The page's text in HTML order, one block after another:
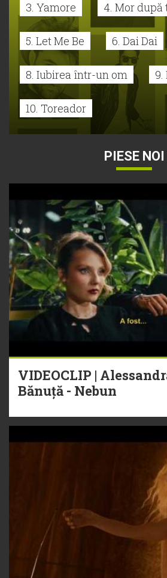
3. Yamore 4. Mor după
5. Let Me Be 6. Dai Dai
8. Iubirea într-un om 9.
10. Toreador
PIESE NOI
VIDEOCLIP |
Bănuță - Nebun